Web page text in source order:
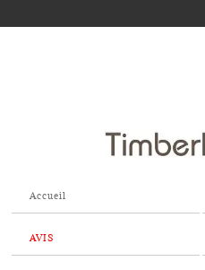
Accueil
AVIS